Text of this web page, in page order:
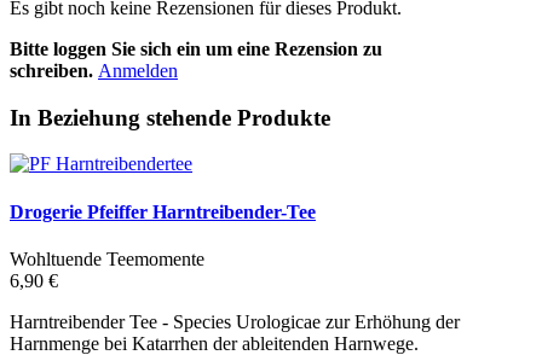
Es gibt noch keine Rezensionen für dieses Produkt.
Bitte loggen Sie sich ein um eine Rezension zu
schreiben. Anmelden
In Beziehung stehende Produkte
Drogerie Pfeiffer Harntreibender-Tee
Wohltuende Teemomente
6,90 €
Harntreibender Tee - Species Urologicae zur Erhöhung der
Harnmenge bei Katarrhen der ableitenden Harnwege.